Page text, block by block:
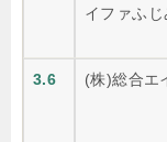
イファふじ
3.6 (株)総合エ